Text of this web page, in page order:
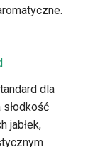
dla
jabłek,